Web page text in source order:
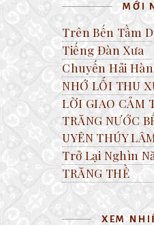
MỚI
Trên Bến Tầm
Tiếng Đàn Xưa
Chuyến Hải
NHỚ LỐI THU
LỜI GIAO CẢM
TRĂNG NƯỚC
UYÊN THÚY
Trở Lại Nghìn
TRĂNG THỀ
XEM